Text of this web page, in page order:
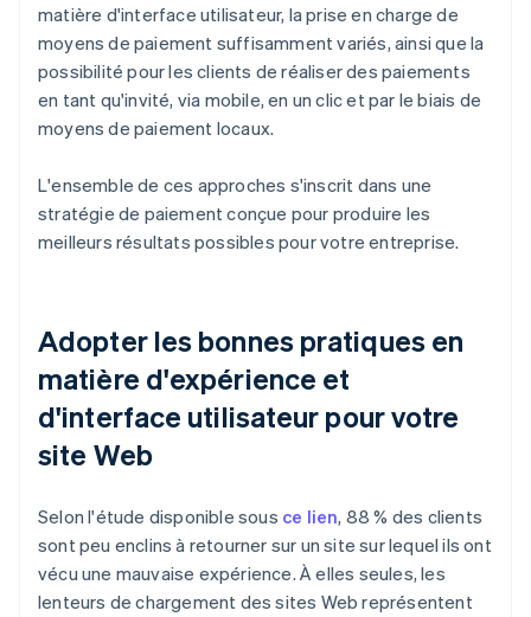
matière d'interface utilisateur, la prise en charge de
moyens de paiement suffisamment variés, ainsi que la
possibilité pour les clients de réaliser des paiements
en tant qu'invité, via mobile, en un clic et par le biais de
moyens de paiement locaux.
L'ensemble de ces approches s'inscrit dans une
stratégie de paiement conçue pour produire les
meilleurs résultats possibles pour votre entreprise.
Adopter les bonnes pratiques en
matière d'expérience et
d'interface utilisateur pour votre
site Web
Selon l'étude disponible sous ce lien, 88 % des clients
sont peu enclins à retourner sur un site sur lequel ils ont
vécu une mauvaise expérience. À elles seules, les
lenteurs de chargement des sites Web représentent